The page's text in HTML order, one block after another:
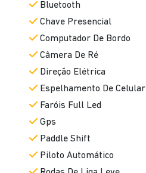
Bluetooth
Chave Presencial
Computador De Bordo
Câmera De Ré
Direção Elétrica
Espelhamento De Celular
Faróis Full Led
Gps
Paddle Shift
Piloto Automático